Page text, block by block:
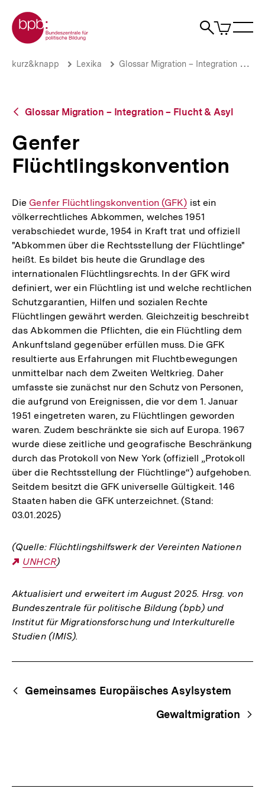
zum
Seiteninhalt
springen
Zur Startseite der bpb
Suche
Artikel
im
Genfer
Brotkrümelnavigation
Pfadnavigation
kurz&knapp Lexika Glossar Migration – Integration – Flucht & Asyl
Zurück
Übersicht
Glossar Migration – Integration – Flucht & Asyl
Genfer
Flüchtlingskonvention
Die Interner
Link:
Genfer Flüchtlingskonvention (GFK) ist ein
völkerrechtliches Abkommen, welches 1951
verabschiedet wurde, 1954 in Kraft trat und offiziell
"Abkommen über die Rechtsstellung der Flüchtlinge"
heißt. Es bildet bis heute die Grundlage des
internationalen Flüchtlingsrechts. In der GFK wird
definiert, wer ein Flüchtling ist und welche rechtlichen
Schutzgarantien, Hilfen und sozialen Rechte
Flüchtlingen gewährt werden. Gleichzeitig beschreibt
das Abkommen die Pflichten, die ein Flüchtling dem
Ankunftsland gegenüber erfüllen muss. Die GFK
resultierte aus Erfahrungen mit Fluchtbewegungen
unmittelbar nach dem Zweiten Weltkrieg. Daher
umfasste sie zunächst nur den Schutz von Personen,
die aufgrund von Ereignissen, die vor dem 1. Januar
1951 eingetreten waren, zu Flüchtlingen geworden
waren. Zudem beschränkte sie sich auf Europa. 1967
wurde diese zeitliche und geografische Beschränkung
durch das Protokoll von New York (offiziell „Protokoll
über die Rechtsstellung der Flüchtlinge“) aufgehoben.
Seitdem besitzt die GFK universelle Gültigkeit. 146
Staaten haben die GFK unterzeichnet. (Stand:
03.01.2025)
(Quelle: Flüchtlingshilfswerk der Vereinten Nationen
Externer
UNHCR)
Aktualisiert und erweitert im August 2025. Hrsg. von
Bundeszentrale für politische Bildung (bpb) und
Institut für Migrationsforschung und Interkulturelle
Studien (IMIS).
Begriffsnavigation
Content-
Navigation
Gemeinsames Europäisches Asylsystem
Gewaltmigration